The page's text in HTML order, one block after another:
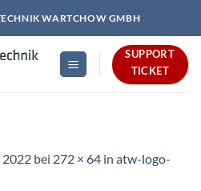
WARTCHOW GMBH
SUPPORT
TICKET
2022 bei 272 × 64 in atw-logo-